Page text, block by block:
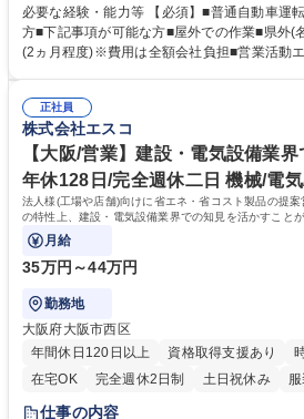
り、場合によっては居住者に説明資料を用いて 設備確認の許可をいた
ます。業務に慣れてからは1日3～4件ほど回
み電気を使う時間となる前に撤収する必要が
エネ設備確認や撮影をお任せ/直行可
必要な経験・能力等 【必須】■普通自動車運
方■下記事項が可能な方■屋外での作業■県外(
(2ヵ月程度)※費用は全額会社負担■営業活動
二日制で年休128日【研修】省エネ製品とは
にレクチャーいたします！先輩社員のOJTを
き、半年後の独り立ちを目指します。 学歴・資格 学歴：大学院 大学 高専
短大 専修学校 高校 語学力： 資格：第一種運
正社員
株式会社エスコ
【大阪/営業】建設・電気設備業
年休128日/完全週休二日 機械/電
法人様(工場や店舗)向けに省エネ・省コスト製品の提
の特性上、建設・電気設備業界での知見を活かすことが
月給
35万円～44万円
勤務地
大阪府大阪市西区
年間休日120日以上
資格取得支援あり
在宅OK
完全週休2日制 土日祝休み
仕事の内容